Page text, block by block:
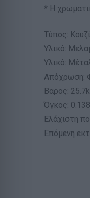
* Η
Τύπος:
Υλικό:
Υλικό:
Απόχρωση:
Βαρος:
Όγκος:
Ελάχιστη
Επόμενη